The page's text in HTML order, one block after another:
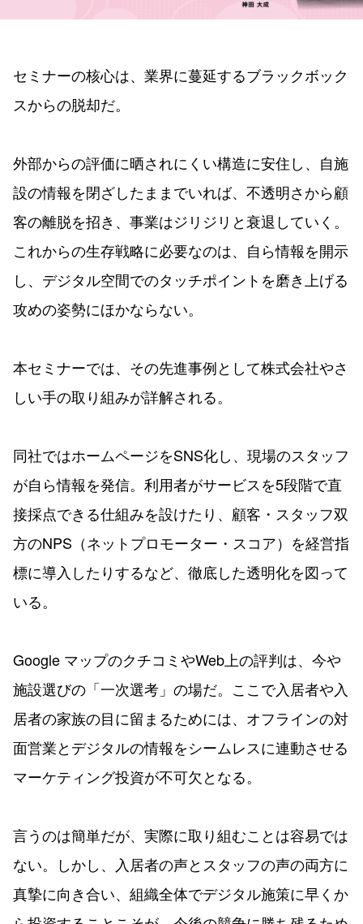
セミナーの核心は、業界に蔓延するブラックボック
スからの脱却だ。
外部からの評価に晒されにくい構造に安住し、自施
設の情報を閉ざしたままでいれば、不透明さから顧
客の離脱を招き、事業はジリジリと衰退していく。
これからの生存戦略に必要なのは、自ら情報を開示
し、デジタル空間でのタッチポイントを磨き上げる
攻めの姿勢にほかならない。
本セミナーでは、その先進事例として株式会社やさ
しい手の取り組みが詳解される。
同社ではホームページをSNS化し、現場のスタッフ
が自ら情報を発信。利用者がサービスを5段階で直
接採点できる仕組みを設けたり、顧客・スタッフ双
方のNPS（ネットプロモーター・スコア）を経営指
標に導入したりするなど、徹底した透明化を図って
いる。
Google マップのクチコミやWeb上の評判は、今や
施設選びの「一次選考」の場だ。ここで入居者や入
居者の家族の目に留まるためには、オフラインの対
面営業とデジタルの情報をシームレスに連動させる
マーケティング投資が不可欠となる。
言うのは簡単だが、実際に取り組むことは容易では
ない。しかし、入居者の声とスタッフの声の両方に
真摯に向き合い、組織全体でデジタル施策に早くか